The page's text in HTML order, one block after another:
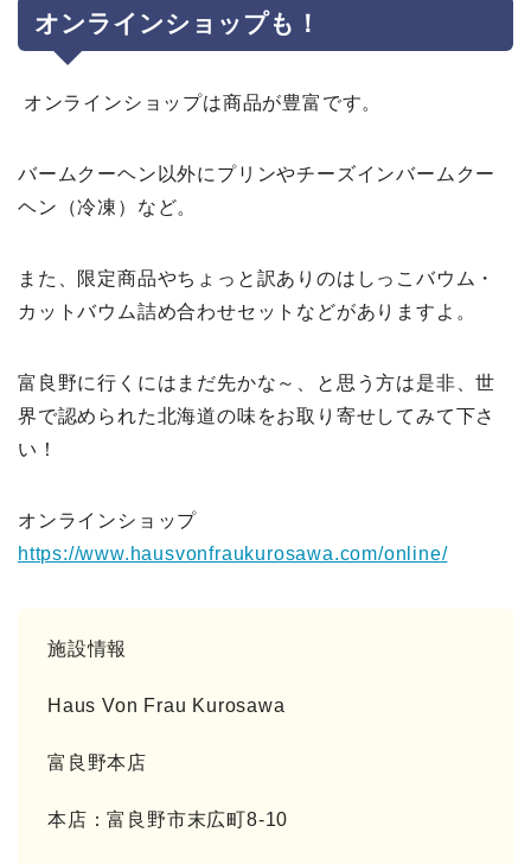
オンラインショップも！
オンラインショップは商品が豊富です。
バームクーヘン以外にプリンやチーズインバームクー
ヘン（冷凍）など。
また、限定商品やちょっと訳ありのはしっこバウム・
カットバウム詰め合わせセットなどがありますよ。
富良野に行くにはまだ先かな～、と思う方は是非、世
界で認められた北海道の味をお取り寄せしてみて下さ
い！
オンラインショップ
https://www.hausvonfraukurosawa.com/online/
施設情報
Haus Von Frau Kurosawa
富良野本店
本店：富良野市末広町8-10